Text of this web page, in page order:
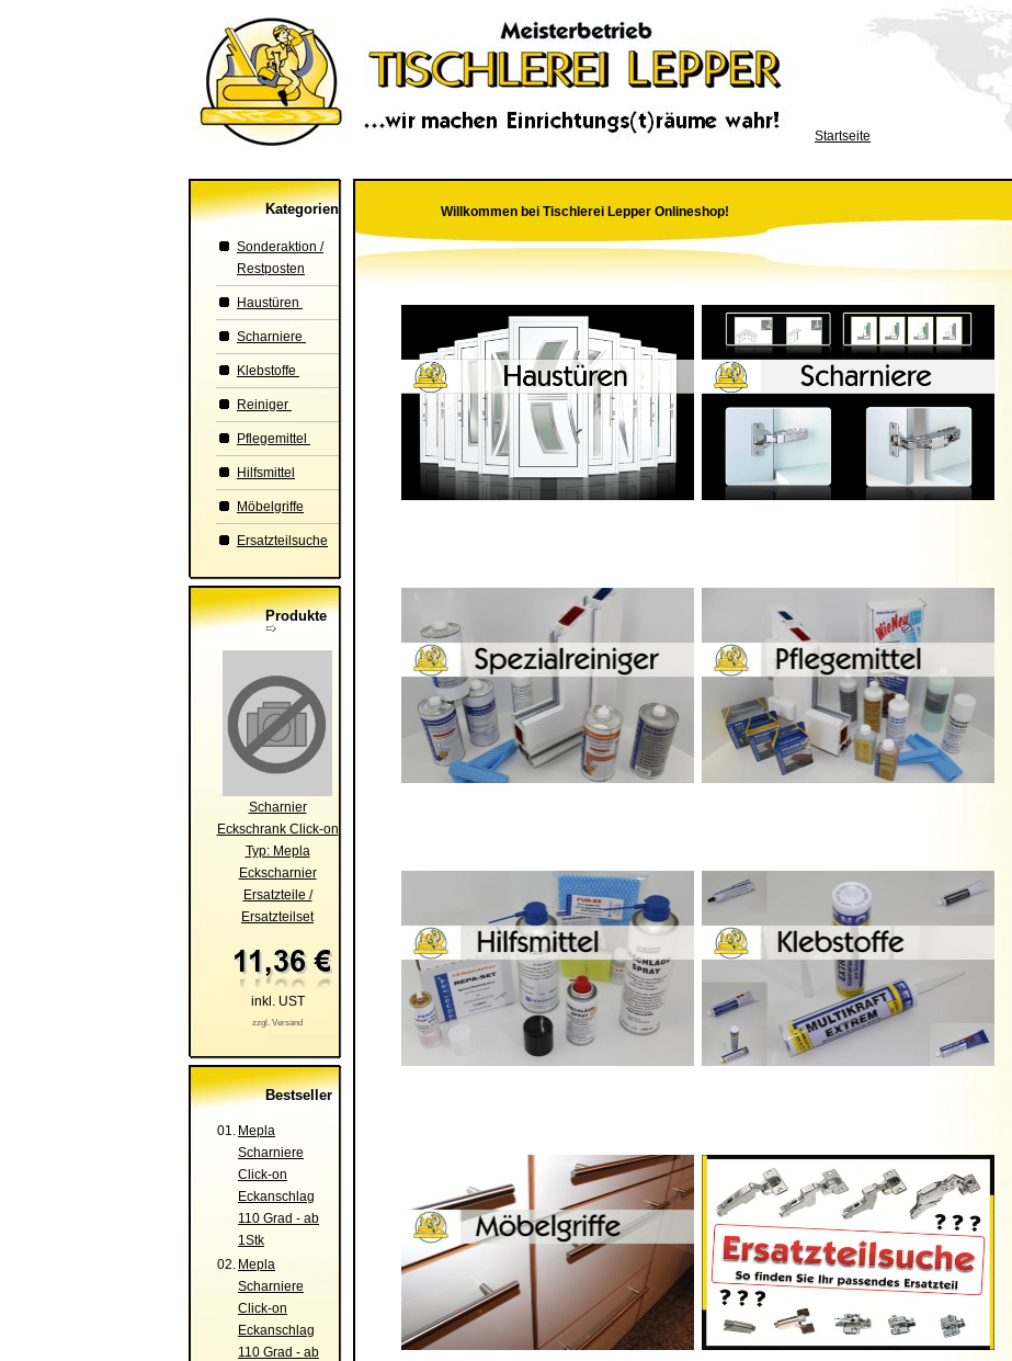
Startseite
Kategorien
Sonderaktion /
Restposten
Haustüren
Scharniere
Klebstoffe
Reiniger
Pflegemittel
Hilfsmittel
Möbelgriffe
Ersatzteilsuche
Produkte
Scharnier
Eckschrank Click-on
Typ: Mepla
Eckscharnier
Ersatzteile /
Ersatzteilset
inkl. UST
zzgl. Versand
Bestseller
01. Mepla
Scharniere
Click-on
Eckanschlag
110 Grad - ab
1Stk
02. Mepla
Scharniere
Click-on
Eckanschlag
110 Grad - ab
Willkommen bei Tischlerei Lepper Onlineshop!